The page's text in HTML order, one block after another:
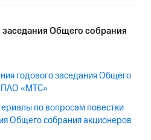
Общего собрания
годового заседания Общего
ПАО «МТС»
по вопросам повестки
Общего собрания акционеров